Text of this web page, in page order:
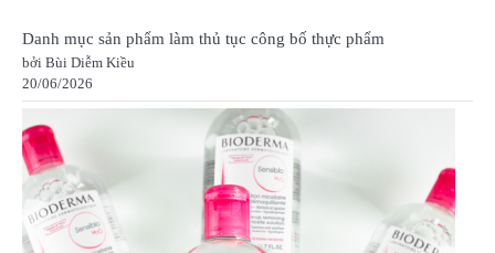
Danh mục sản phẩm làm thủ tục công bố thực phẩm
bởi Bùi Diễm Kiều
20/06/2026